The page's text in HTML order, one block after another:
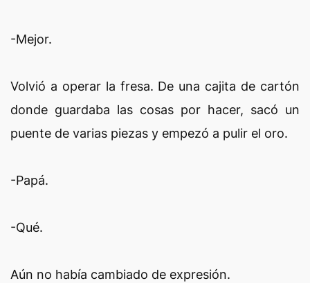
-Mejor.
Volvió a operar la fresa. De una cajita de cartón
donde guardaba las cosas por hacer, sacó un
puente de varias piezas y empezó a pulir el oro.
-Papá.
-Qué.
Aún no había cambiado de expresión.